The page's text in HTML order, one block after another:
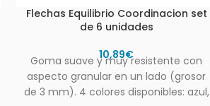
Flechas Equilibrio Coordinacion set
de 6 unidades
10,89€
Goma suave y muy resistente con
aspecto granular en un lado (grosor
de 3 mm). 4 colores disponibles: azul,